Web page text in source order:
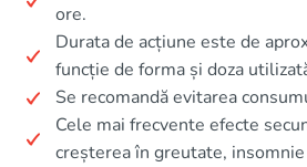
ore.
Durata de acțiune este de
funcție de forma și doza
Se recomandă evitarea
Cele mai frecvente efecte
creșterea în greutate,